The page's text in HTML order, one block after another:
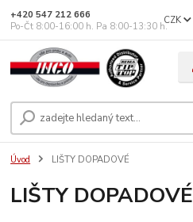
CZK
+420 547 212 666
Po-Čt 8:00-16:00 h. Pa 8:00-13:30 h.
Úvod LIŠTY DOPADOVÉ
LIŠTY DOPADOVÉ